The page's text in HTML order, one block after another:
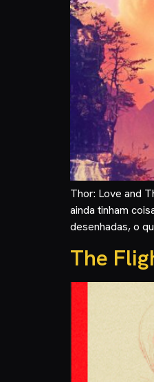
Thor: Love and
ainda tinham
desenhadas, o
The